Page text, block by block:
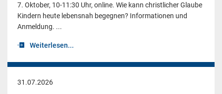
7. Oktober, 10-11:30 Uhr, online. Wie kann christlicher Glaube
Kindern heute lebensnah begegnen? Informationen und
Anmeldung. ...
Weiterlesen...
31.07.2026